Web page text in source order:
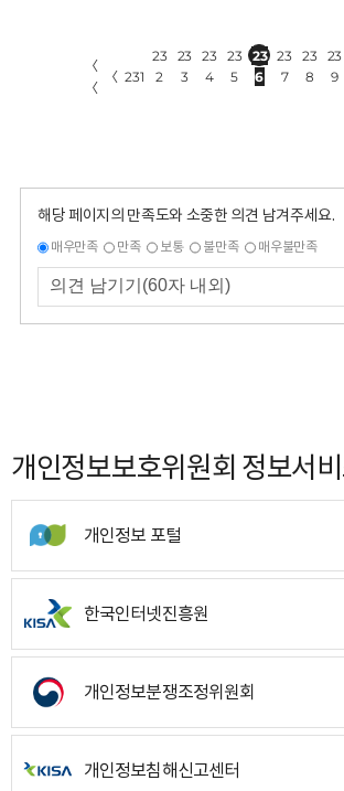
〈
〈
〈 231
23
2
23
3
23
4
23
5
23
6
23
7
23
8
23
9
해당 페이지의 만족도와 소중한 의견 남겨주세요.
매우만족 만족 보통 불만족 매우불만족
개인정보보호위원회 정보서
개인정보 포털
한국인터넷진흥원
개인정보분쟁조정위원회
개인정보침해신고센터